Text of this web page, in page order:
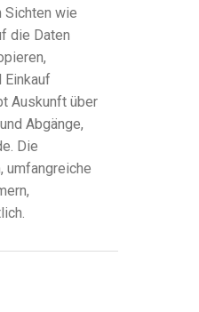
Sichten wie
die Daten
Einkauf
Auskunft über
Abgänge,
Die
umfangreiche